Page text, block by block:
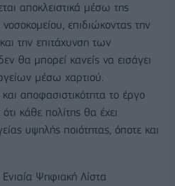
αποκλειστικά μέσω της
επιδιώκοντας την
την επιτάχυνση των
θα μπορεί κανείς να εισάγει
μέσω χαρτιού.
αποφασιστικότητα το έργο
κάθε πολίτης θα έχει
υψηλής ποιότητας, όποτε και
Ψηφιακή Λίστα